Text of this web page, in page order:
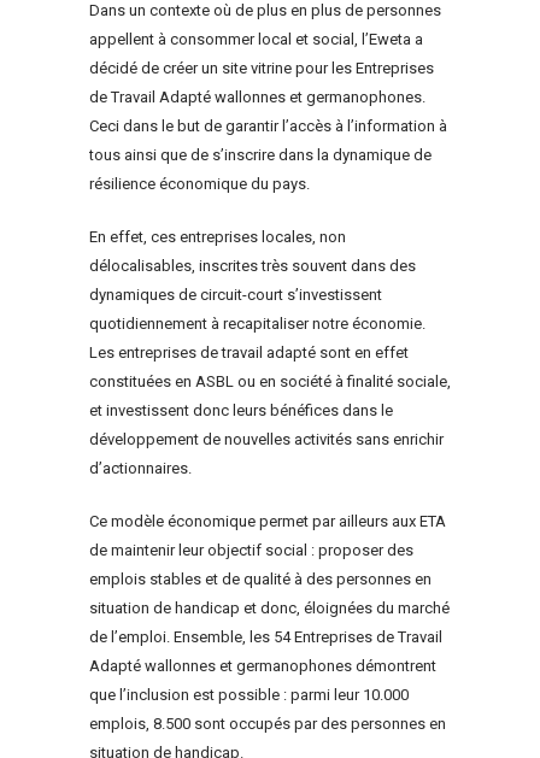
Dans un contexte où de plus en plus de personnes
appellent à consommer local et social, l’Eweta a
décidé de créer un site vitrine pour les Entreprises
de Travail Adapté wallonnes et germanophones.
Ceci dans le but de garantir l’accès à l’information à
tous ainsi que de s’inscrire dans la dynamique de
résilience économique du pays.
En effet, ces entreprises locales, non
délocalisables, inscrites très souvent dans des
dynamiques de circuit-court s’investissent
quotidiennement à recapitaliser notre économie.
Les entreprises de travail adapté sont en effet
constituées en ASBL ou en société à finalité sociale,
et investissent donc leurs bénéfices dans le
développement de nouvelles activités sans enrichir
d’actionnaires.
Ce modèle économique permet par ailleurs aux ETA
de maintenir leur objectif social : proposer des
emplois stables et de qualité à des personnes en
situation de handicap et donc, éloignées du marché
de l’emploi. Ensemble, les 54 Entreprises de Travail
Adapté wallonnes et germanophones démontrent
que l’inclusion est possible : parmi leur 10.000
emplois, 8.500 sont occupés par des personnes en
situation de handicap.